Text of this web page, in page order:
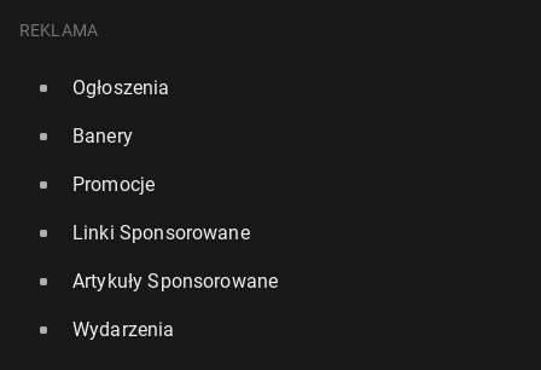
REKLAMA
Ogłoszenia
Banery
Promocje
Linki Sponsorowane
Artykuły Sponsorowane
Wydarzenia